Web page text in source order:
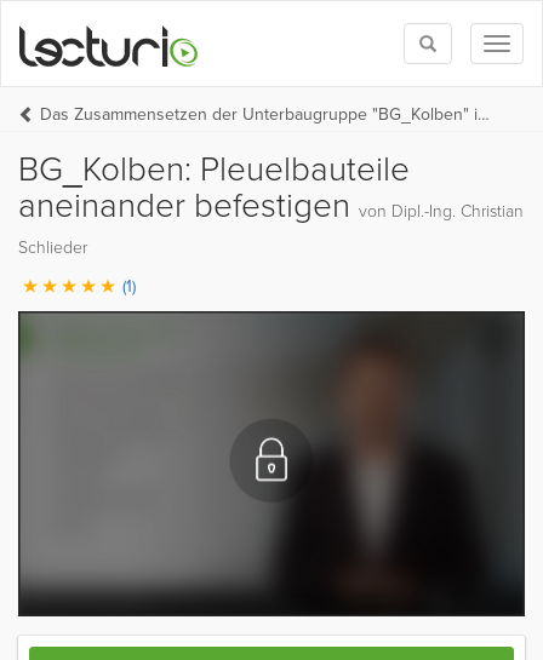
Toggle
search
Das Zusammensetzen der Unterbaugruppe "BG_Kolben" in Autodesk Inventor 2020
BG_Kolben: Pleuelbauteile
aneinander befestigen von Dipl.-Ing. Christian
Schlieder
(1)